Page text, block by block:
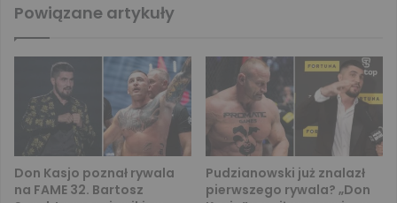
Powiązane artykuły
Don Kasjo poznał rywala
na FAME 32. Bartosz
Pudzianowski już znalazł
pierwszego rywala? „Don